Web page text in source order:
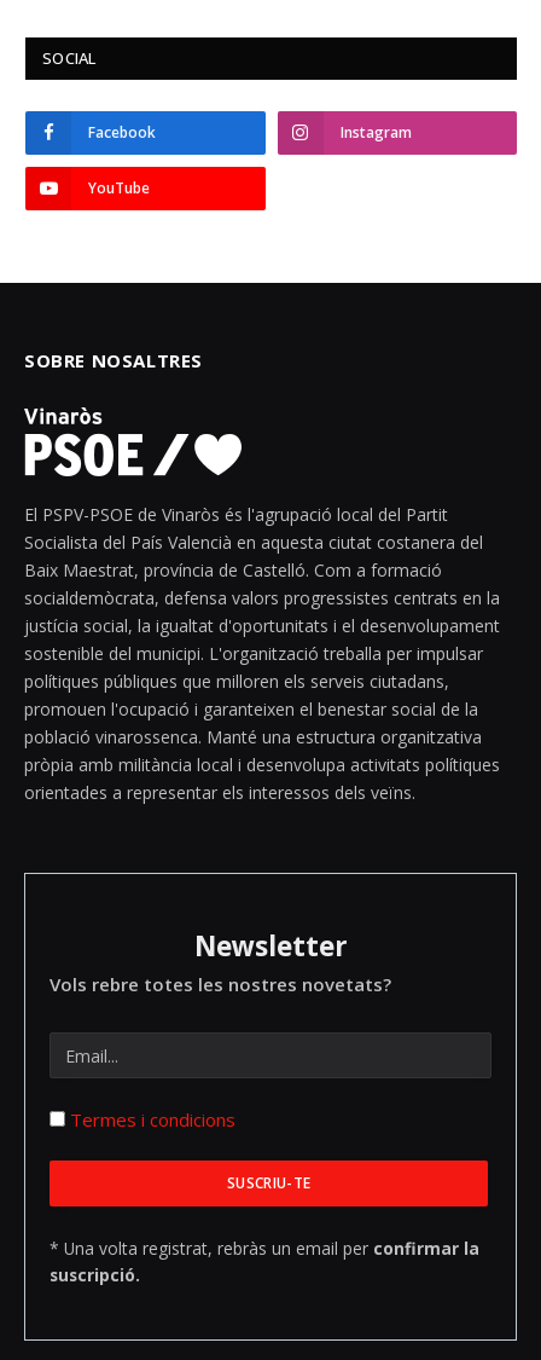
SOCIAL
Facebook Instagram
YouTube
SOBRE NOSALTRES
El PSPV-PSOE de Vinaròs és l'agrupació local del Partit
Socialista del País Valencià en aquesta ciutat costanera del
Baix Maestrat, província de Castelló. Com a formació
socialdemòcrata, defensa valors progressistes centrats en la
justícia social, la igualtat d'oportunitats i el desenvolupament
sostenible del municipi. L'organització treballa per impulsar
polítiques públiques que milloren els serveis ciutadans,
promouen l'ocupació i garanteixen el benestar social de la
població vinarossenca. Manté una estructura organitzativa
pròpia amb militància local i desenvolupa activitats polítiques
orientades a representar els interessos dels veïns.
Newsletter
Vols rebre totes les nostres novetats?
Termes i condicions
* Una volta registrat, rebràs un email per confirmar la
suscripció.